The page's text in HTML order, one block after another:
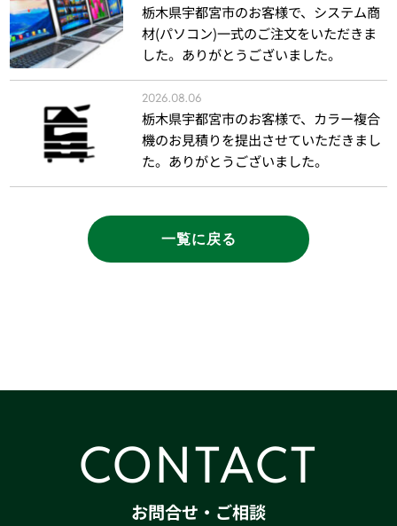
栃木県宇都宮市のお客様で、システム商
材(パソコン)一式のご注文をいただきま
した。ありがとうございました。
2026.08.06
栃木県宇都宮市のお客様で、カラー複合
機のお見積りを提出させていただきまし
た。ありがとうございました。
一覧に戻る
CONTACT
お問合せ・ご相談